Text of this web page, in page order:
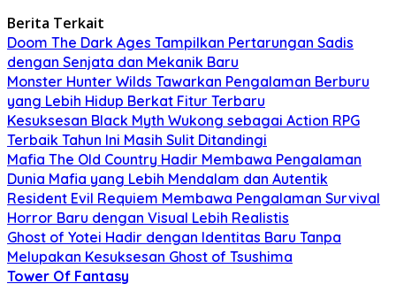
Berita Terkait
Doom The Dark Ages Tampilkan Pertarungan Sadis
dengan Senjata dan Mekanik Baru
Monster Hunter Wilds Tawarkan Pengalaman Berburu
yang Lebih Hidup Berkat Fitur Terbaru
Kesuksesan Black Myth Wukong sebagai Action RPG
Terbaik Tahun Ini Masih Sulit Ditandingi
Mafia The Old Country Hadir Membawa Pengalaman
Dunia Mafia yang Lebih Mendalam dan Autentik
Resident Evil Requiem Membawa Pengalaman Survival
Horror Baru dengan Visual Lebih Realistis
Ghost of Yotei Hadir dengan Identitas Baru Tanpa
Melupakan Kesuksesan Ghost of Tsushima
Tower Of Fantasy